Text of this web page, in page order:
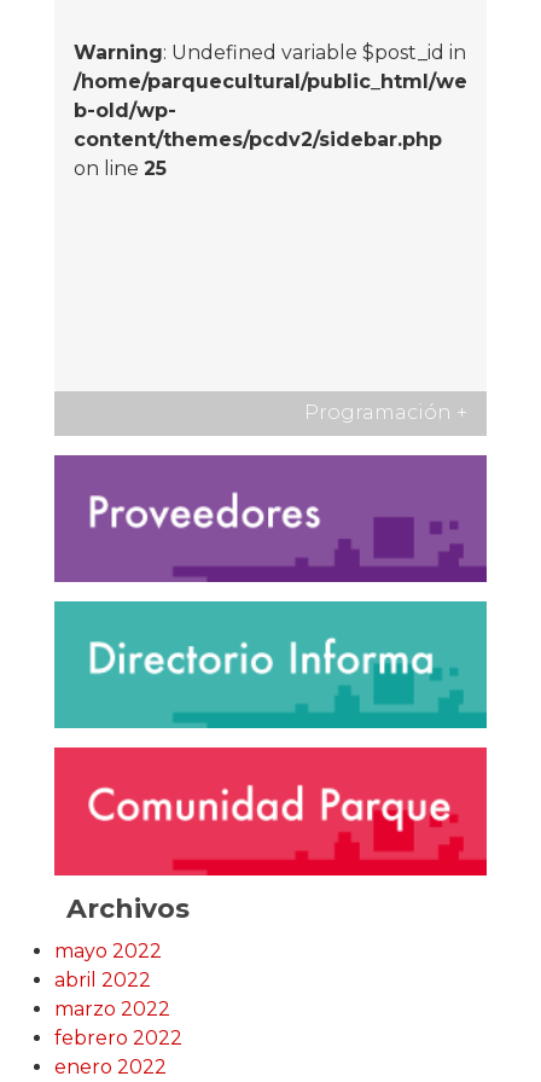
Warning: Undefined variable $post_id in
/home/parquecultural/public_html/we
b-old/wp-
content/themes/pcdv2/sidebar.php
on line 25
Programación +
Archivos
mayo 2022
abril 2022
marzo 2022
febrero 2022
enero 2022